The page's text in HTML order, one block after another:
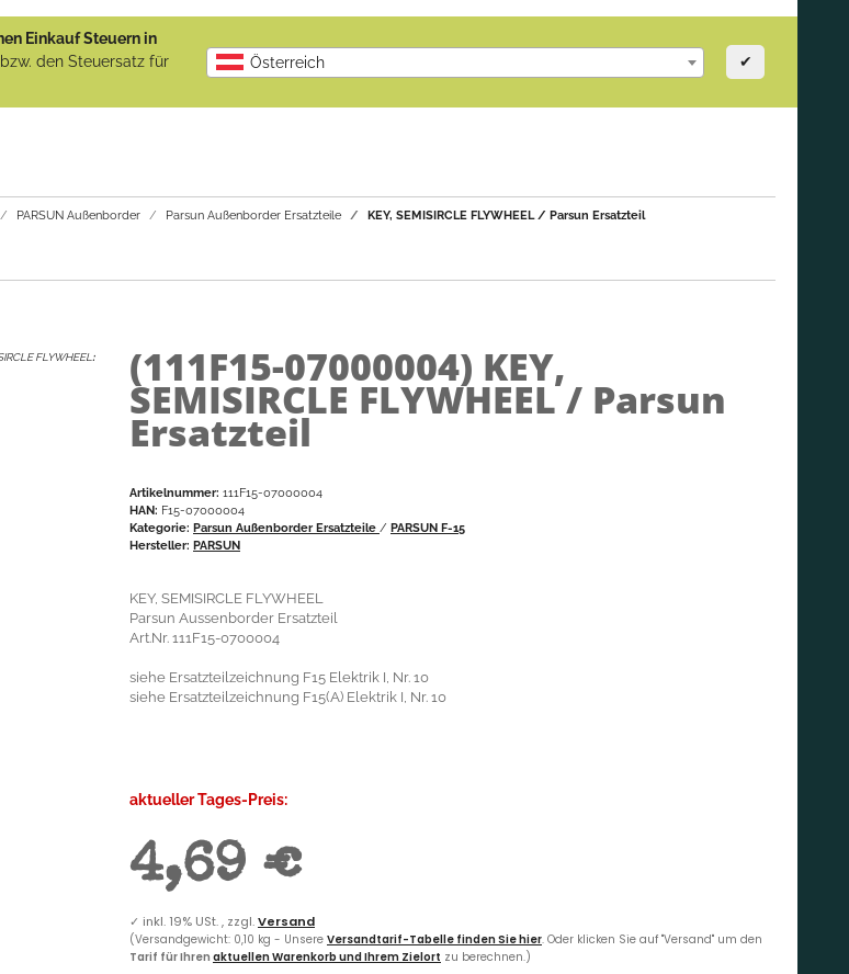
Einkauf Steuern in
den Steuersatz für
Österreich ✔
PARSUN Außenborder Parsun Außenborder Ersatzteile KEY, SEMISIRCLE FLYWHEEL / Parsun Ersatzteil
FLYWHEEL : (111F15-07000004) KEY,
SEMISIRCLE FLYWHEEL / Parsun
Ersatzteil
Artikelnummer: 111F15-07000004
HAN: F15-07000004
Kategorie: Parsun Außenborder Ersatzteile / PARSUN F-15
Hersteller: PARSUN
KEY, SEMISIRCLE FLYWHEEL
Parsun Aussenborder Ersatzteil
Art.Nr. 111F15-0700004
siehe Ersatzteilzeichnung F15 Elektrik I, Nr. 10
siehe Ersatzteilzeichnung F15(A) Elektrik I, Nr. 10
aktueller Tages-Preis:
4,69 €
✓ inkl. 19% USt. , zzgl.Versand
(Versandgewicht: 0,10 kg - Unsere Versandtarif-Tabelle finden Sie hier. Oder klicken Sie auf "Versand" um den
Tarif für Ihren aktuellen Warenkorb und Ihrem Zielort zu berechnen.)